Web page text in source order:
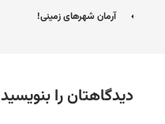
ناوبری
آرمان شهرهای زمینی!
دیدگاهتان را بنویسید